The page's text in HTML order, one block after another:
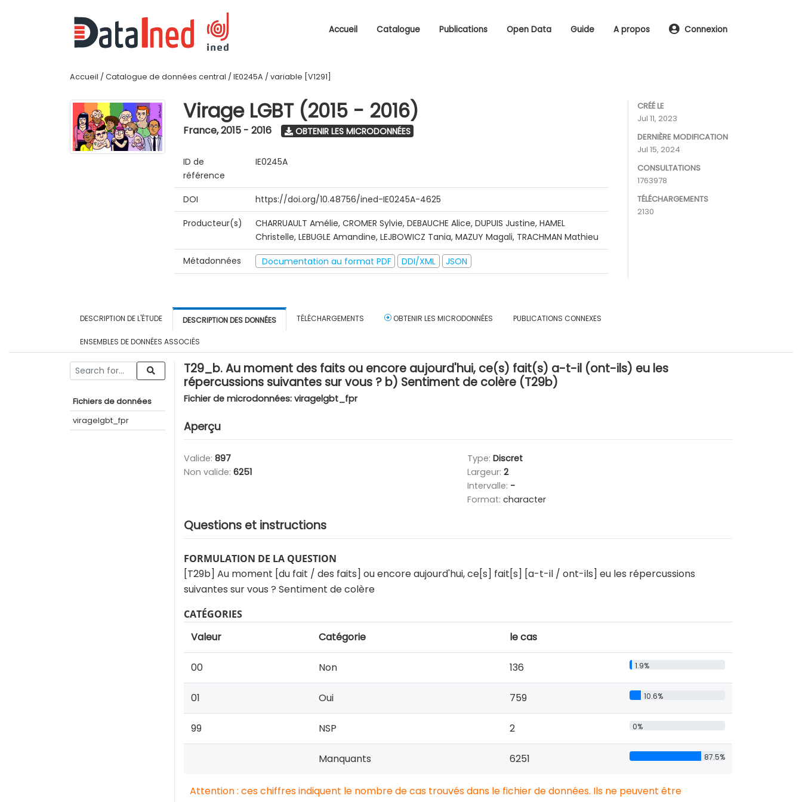
Accueil Catalogue Publications Open Data Guide A propos Connexion
Accueil / Catalogue de données central / IE0245A / variable [V1291]
Virage LGBT (2015 - 2016)
France,2015 - 2016 OBTENIR LES MICRODONNÉES
ID de
référence
IE0245A
DOI
https://doi.org/10.48756/ined-IE0245A-4625
Producteur(s)
CHARRUAULT Amélie, CROMER Sylvie, DEBAUCHE Alice, DUPUIS Justine, HAMEL
Christelle, LEBUGLE Amandine, LEJBOWICZ Tania, MAZUY Magali, TRACHMAN Mathieu
Métadonnées
Documentation au format PDF DDI/XML JSON
CRÉÉ LE
Jul 11, 2023
DERNIÈRE MODIFICATION
Jul 15, 2024
CONSULTATIONS
1763978
TÉLÉCHARGEMENTS
2130
DESCRIPTION DE L'ÉTUDE DESCRIPTION DES DONNÉES TÉLÉCHARGEMENTS OBTENIR LES MICRODONNÉES PUBLICATIONS CONNEXES
ENSEMBLES DE DONNÉES ASSOCIÉS
Fichiers de données
viragelgbt_fpr
T29_b. Au moment des faits ou encore aujourd'hui, ce(s) fait(s) a-t-il (ont-ils) eu les
répercussions suivantes sur vous ? b) Sentiment de colère (T29b)
Fichier de microdonnées: viragelgbt_fpr
Aperçu
Valide: 897
Non valide: 6251
Type: Discret
Largeur: 2
Intervalle: -
Format: character
Questions et instructions
FORMULATION DE LA QUESTION
[T29b] Au moment [du fait / des faits] ou encore aujourd'hui, ce[s] fait[s] [a-t-il / ont-ils] eu les répercussions
suivantes sur vous ? Sentiment de colère
CATÉGORIES
Valeur Catégorie le cas
00 Non 136 1.9%
01 Oui 759 10.6%
99 NSP 2 0%
Manquants 6251 87.5%
Attention : ces chiffres indiquent le nombre de cas trouvés dans le fichier de données. Ils ne peuvent être